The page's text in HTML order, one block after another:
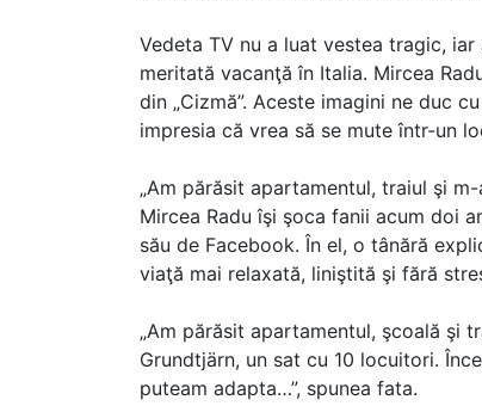
Vedeta TV nu a luat vestea tragic,
meritată vacanţă în Italia. Mircea
din „Cizmă”. Aceste imagini ne duc
impresia că vrea să se mute într-un
„Am părăsit apartamentul, traiul şi
Mircea Radu îşi şoca fanii acum doi
său de Facebook. În el, o tânără
viaţă mai relaxată, liniştită şi fără
„Am părăsit apartamentul, şcoală şi
Grundtjärn, un sat cu 10 locuitori.
puteam adapta…”, spunea fata.